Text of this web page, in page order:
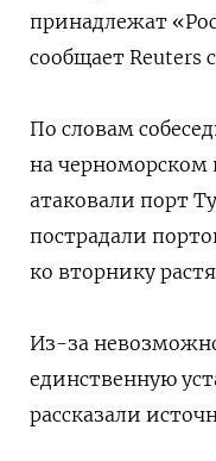
принадлежат
сообщает Reuters
По словам
на черноморском
атаковали порт
пострадали
ко вторнику
Из-за
единственную
рассказали